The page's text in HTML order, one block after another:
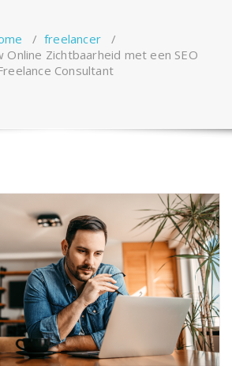
/ freelancer/
Online Zichtbaarheid met een SEO
Consultant